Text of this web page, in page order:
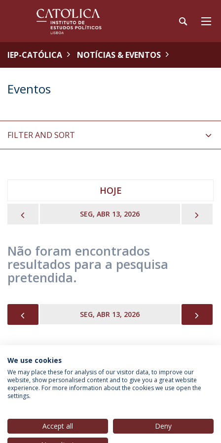
IEP-CATÓLICA NOTÍCIAS & EVENTOS
Eventos
FILTER AND SORT
HOJE
SEG, ABR 13, 2026
Não foram encontrados
resultados para a pesquisa
pretendida.
SEG, ABR 13, 2026
INFORMAÇÃO PARA
We use cookies
We may place these for analysis of our visitor data, to improve our
website, show personalised content and to give you a great website
experience. For more information about the cookies we use open the
settings.
Accept all
Deny